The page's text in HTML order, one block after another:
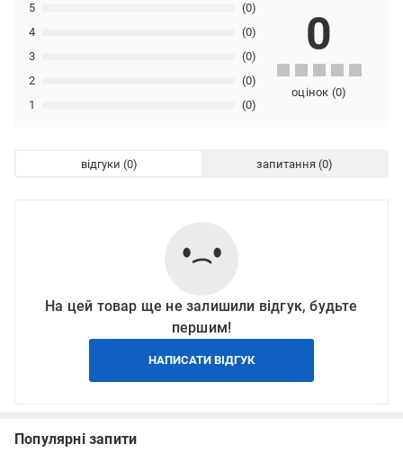
1 (0)
2 (0)
3 (0)
4 (0)
5 (0)
0
оцінок (0)
відгуки запитання
На цей товар ще не залишили відгук, будьте
першим!
НАПИСАТИ ВІДГУК
Популярні запити